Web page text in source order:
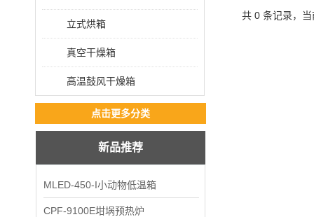
立式烘箱
真空干燥箱
高温鼓风干燥箱
点击更多分类
新品推荐
MLED-450-I小动物低温箱
CPF-9100E坩埚预热炉
共 0 条记录，